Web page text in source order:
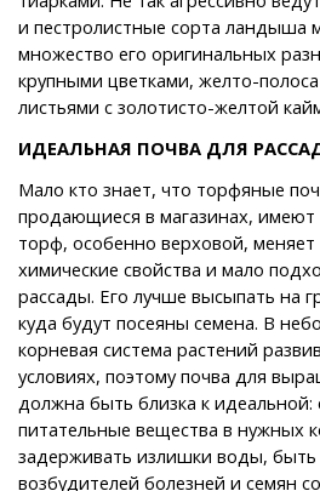
и пестролистные сорта ландыша
множество его оригинальных
крупными цветками, желто-
листьями с золотисто-желтой
ИДЕАЛЬНАЯ ПОЧВА ДЛЯ
Мало кто знает, что торфяные
продающиеся в магазинах, имеют
торф, особенно верховой,
химические свойства и мало
рассады. Его лучше высыпать на
куда будут посеяны семена. В
корневая система растений
условиях, поэтому почва для
должна быть близка к идеальной:
питательные вещества в нужных
задерживать излишки воды, быть
возбудителей болезней и семян